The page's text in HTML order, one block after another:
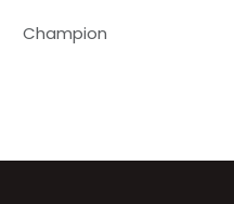
Champion